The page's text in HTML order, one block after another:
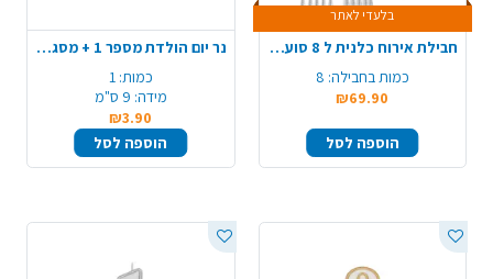
בלעדי לאתר
חבילת אירוח כלנית ל 8 סועדים - מנטה קרם
כמות בחבילה: 8
₪69.90
הוספה לסל
נר יום הולדת מספר 1 + מסגרת - זהב
כמות: 1
מידה: 9 ס"מ
₪3.90
הוספה לסל